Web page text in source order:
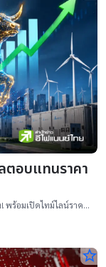
ตอบแทนราคา
พร้อมเปิดไทม์ไลน์ราคา
ไรไตรมาส 2/69
star_border